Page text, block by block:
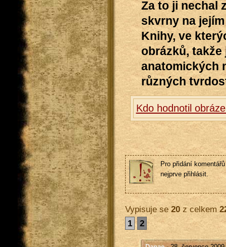
Za to ji nechal
skvrny na
Knihy, ve
obrázků, takže
anatomických
různých
Kdo hodnotil
Pro přidání
nejprve přihlásit.
Vypisuje se20z celkem
1
2